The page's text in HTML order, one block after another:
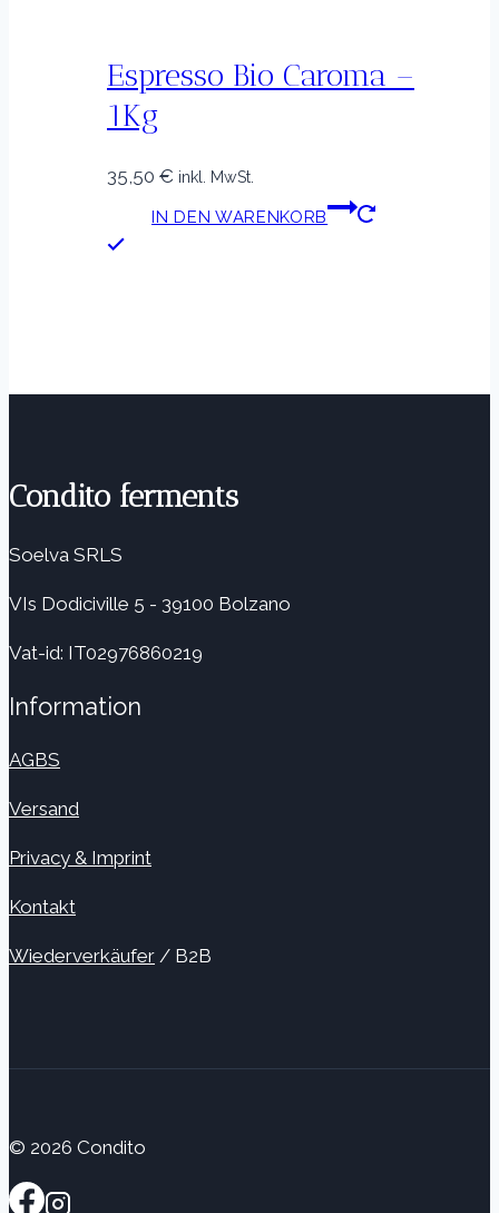
Espresso Bio Caroma –
1Kg
35,50 € inkl. MwSt.
IN DEN WARENKORB
Condito ferments
Soelva SRLS
VIs Dodiciville 5 - 39100 Bolzano
Vat-id: IT02976860219
Information
AGBS
Versand
Privacy & Imprint
Kontakt
Wiederverkäufer / B2B
© 2026 Condito